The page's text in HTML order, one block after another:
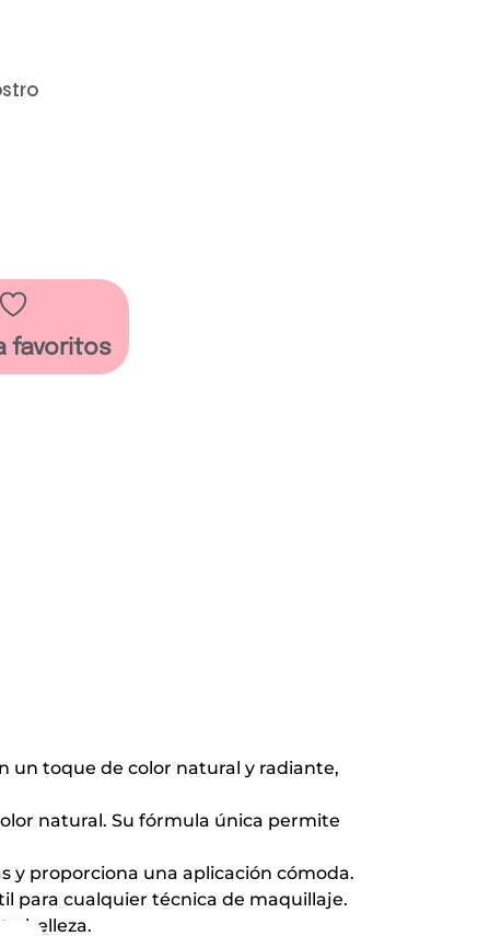
favoritos
un toque de color natural y radiante,
natural. Su fórmula única permite
y proporciona una aplicación cómoda.
para cualquier técnica de maquillaje.
belleza.